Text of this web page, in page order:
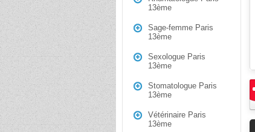
13ème
Sage-femme Paris
13ème
Sexologue Paris
13ème
Stomatologue Paris
13ème
Vétérinaire Paris
13ème